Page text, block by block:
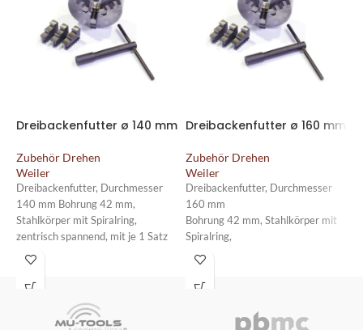
Dreibackenfutter ø 140 mm
Zubehör Drehen
Weiler
Dreibackenfutter, Durchmesser
140 mm Bohrung 42 mm,
Stahlkörper mit Spiralring,
zentrisch spannend, mit je 1 Satz
Dreh- und Bohrbacken (im Futter
Drehzahl 5000 U/min., mit
Aufnahme DIN ISO 702- 3/5 (DIN
Dreibackenfutter ø 160 mm
Zubehör Drehen
Weiler
Dreibackenfutter, Durchmesser
160 mm
Bohrung 42 mm, Stahlkörper mit
Spiralring,
zentrisch spannend, mit je 1 Satz
und Bohrbacken (im Futter
max. zulässige Drehzahl 4600